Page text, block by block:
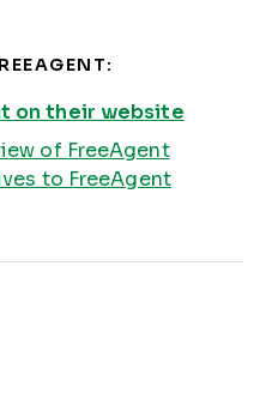
on their website
of FreeAgent
to FreeAgent